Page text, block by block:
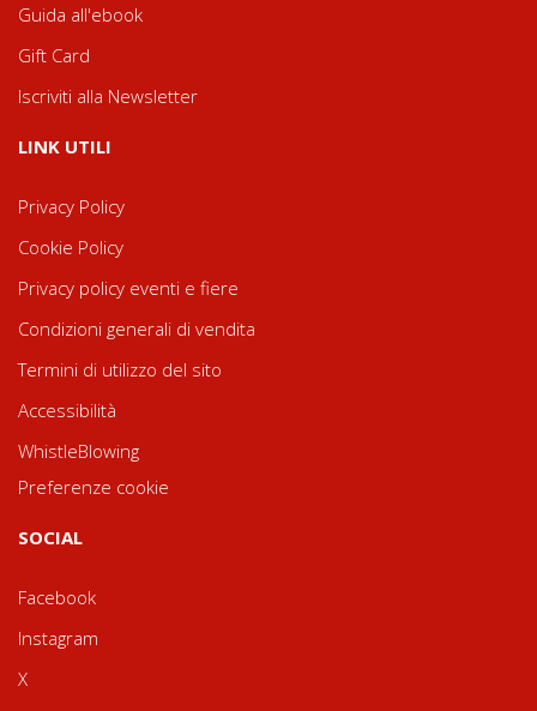
Guida all'ebook
Gift Card
Iscriviti alla Newsletter
LINK UTILI
Privacy Policy
Cookie Policy
Privacy policy eventi e fiere
Condizioni generali di vendita
Termini di utilizzo del sito
Accessibilità
WhistleBlowing
Preferenze cookie
SOCIAL
Facebook
Instagram
X